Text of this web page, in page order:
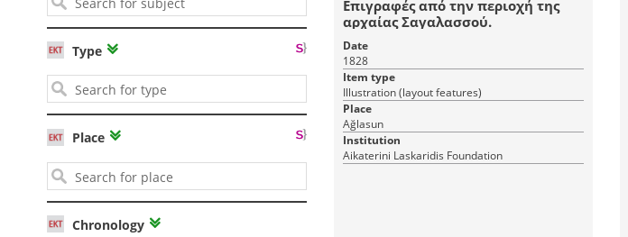
Type
Place
Chronology
Επιγραφές από την περιοχή της
αρχαίας Σαγαλασσού.
Date
1828
Item type
Illustration (layout features)
Place
Ağlasun
Institution
Aikaterini Laskaridis Foundation